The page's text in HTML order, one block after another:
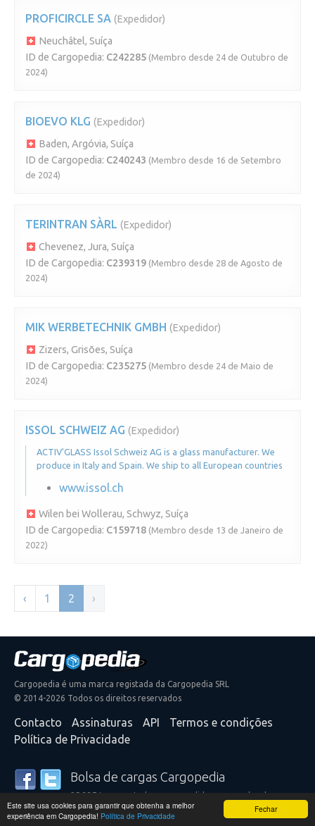
Fechar
Este site usa cookies para garantir que obtenha a melhor
experiência em Cargopedia! Política de Privacidade
PROFICIRCLE SA (Expedidor)
Neuchâtel, Suíça
ID de Cargopedia: C242285 (Membro desde 24 de Outubro de
2024)
BIOEVO KLG (Expedidor)
Baden, Argóvia, Suíça
ID de Cargopedia: C240243 (Membro desde 16 de Setembro
de 2024)
TERINTRAN SÀRL (Expedidor)
Chevenez, Jura, Suíça
ID de Cargopedia: C239319 (Membro desde 28 de Agosto de
2024)
MIK WERBETECHNIK GMBH (Expedidor)
Zizers, Grisões, Suíça
ID de Cargopedia: C235275 (Membro desde 24 de Maio de
2024)
ISSOL SCHWEIZ AG (Expedidor)
ACTIV'GLASS Issol Schweiz AG is a glass manufacturer. We
produce in Italy and Spain. We ship to all European countries
www.issol.ch
Wilen bei Wollerau, Schwyz, Suíça
ID de Cargopedia: C159718 (Membro desde 13 de Janeiro de
2022)
‹ 1 2 ›
Cargopedia é uma marca registada da Cargopedia SRL
© 2014-2026 Todos os direitos reservados
Contacto Assinaturas API
Termos e condições
Política de Privacidade
Bolsa de cargas Cargopedia
25.337 transportadores e expedidores ao redor do
mundo confiam em nossos serviços